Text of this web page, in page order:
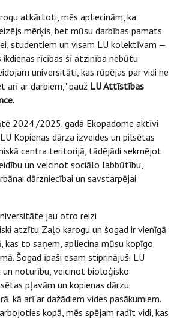
atkārtoti, mēs apliecinām, ka
mērķis, bet mūsu darbības pamats.
studentiem un visam LU kolektīvam —
rīcības šī atzinība nebūtu
universitāti, kas rūpējas par vidi ne
arī ar darbiem," pauž LU Attīstības
2024./2025. gadā Ekopadome aktīvi
Kopienas dārza izveides un pilsētas
centra teritorijā, tādējādi sekmējot
un veicinot sociālo labbūtību,
dārzniecībai un savstarpējai
jau otro reizi
atzītu Zaļo karogu un šogad ir vienīgā
to saņem, apliecina mūsu kopīgo
Šogad īpaši esam stiprinājuši LU
noturību, veicinot bioloģisko
pļavām un kopienas dārzu
kā arī ar dažādiem vides pasākumiem.
kopā, mēs spējam radīt vidi, kas